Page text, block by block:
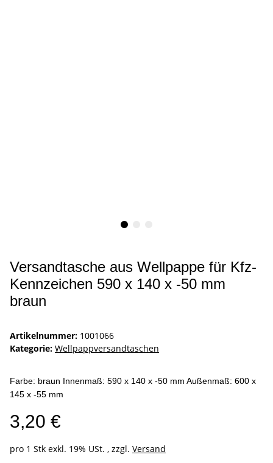
Versandtasche aus Wellpappe für Kfz-
Kennzeichen 590 x 140 x -50 mm
braun
Artikelnummer: 1001066
Kategorie: Wellpappversandtaschen
Farbe: braun Innenmaß: 590 x 140 x -50 mm Außenmaß: 600 x
145 x -55 mm
3,20 €
pro 1 Stk exkl. 19% USt. , zzgl. Versand